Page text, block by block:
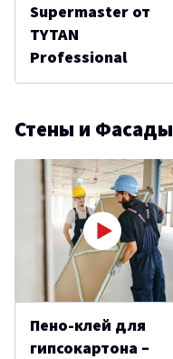
Supermaster от
ТYTAN
Professional
Стены и Фасады
Пено-клей для
гипсокартона –